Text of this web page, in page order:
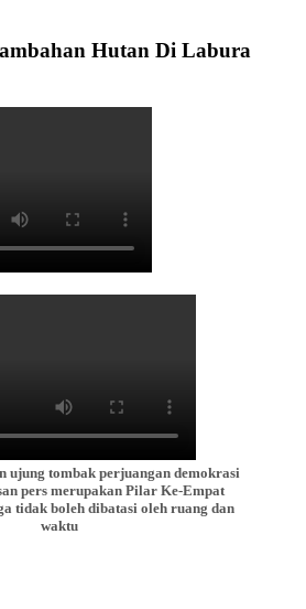
Hutan Di Labura
ujung tombak perjuangan demokrasi
pers merupakan Pilar Ke-Empat
tidak boleh dibatasi oleh ruang dan
waktu